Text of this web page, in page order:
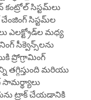
సిస్టమ్‌లు
సిస్టమ్‌ల
ఎలక్ట్రోడ్‌ల మధ్య
సీక్వెన్స్‌లను
ప్రోగ్రామింగ్
మరియు
ట్రాక్ చేయడానికి